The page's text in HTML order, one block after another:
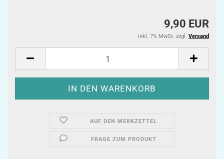
9,90 EUR
inkl. 7% MwSt. zzgl. Versand
AUF DEN MERKZETTEL
FRAGE ZUM PRODUKT